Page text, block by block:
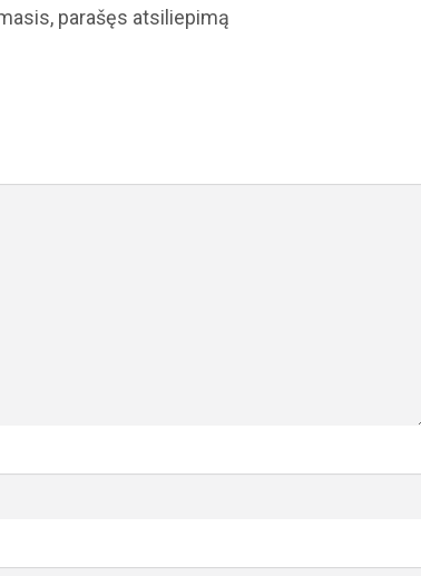
parašęs atsiliepimą